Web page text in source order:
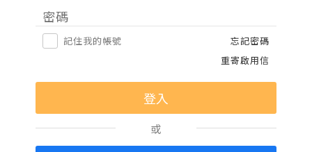
密碼
記住我的帳號
忘記密碼
重寄啟用信
或